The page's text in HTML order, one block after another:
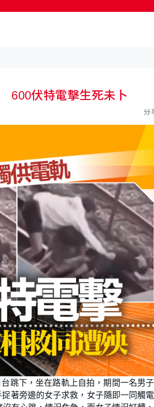
伏特電擊生死未卜
分
跳下，坐在路軌上自拍，期間一名男
著旁邊的女子求救，女子隨即一同觸